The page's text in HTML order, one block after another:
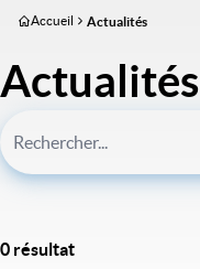
Aller
contenu
principal
Accueil Actualités
Actualités
0 résultat